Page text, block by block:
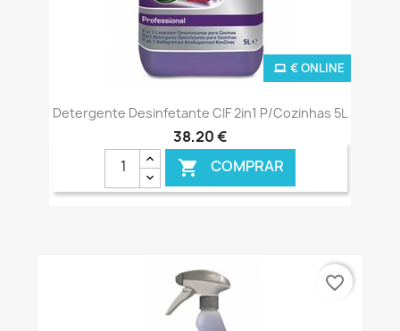
Detergente Desinfetante CIF 2in1 P/Cozinhas 5L
38,20 €
 COMPRAR
€ ONLINE
favorite_border